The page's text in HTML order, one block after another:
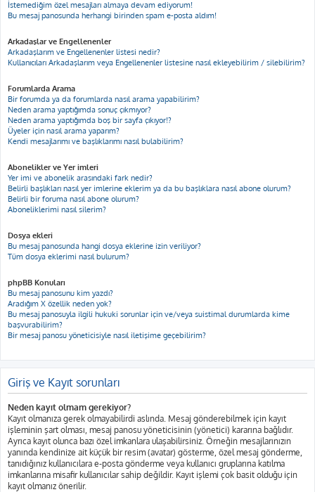
İstemediğim özel mesajları almaya devam ediyorum!
Bu mesaj panosunda herhangi birinden spam e-posta aldım!
Arkadaşlar ve Engellenenler
Arkadaşlarım ve Engellenenler listesi nedir?
Kullanıcıları Arkadaşlarım veya Engellenenler listesine nasıl ekleyebilirim / silebilirim?
Forumlarda Arama
Bir forumda ya da forumlarda nasıl arama yapabilirim?
Neden arama yaptığımda sonuç çıkmıyor?
Neden arama yaptığımda boş bir sayfa çıkıyor!?
Üyeler için nasıl arama yaparım?
Kendi mesajlarımı ve başlıklarımı nasıl bulabilirim?
Abonelikler ve Yer imleri
Yer imi ve abonelik arasındaki fark nedir?
Belirli başlıkları nasıl yer imlerine eklerim ya da bu başlıklara nasıl abone olurum?
Belirli bir foruma nasıl abone olurum?
Aboneliklerimi nasıl silerim?
Dosya ekleri
Bu mesaj panosunda hangi dosya eklerine izin veriliyor?
Tüm dosya eklerimi nasıl bulurum?
phpBB Konuları
Bu mesaj panosunu kim yazdı?
Aradığım X özellik neden yok?
Bu mesaj panosuyla ilgili hukuki sorunlar için ve/veya suistimal durumlarda kime
başvurabilirim?
Bir mesaj panosu yöneticisiyle nasıl iletişime geçebilirim?
Giriş ve Kayıt sorunları
Neden kayıt olmam gerekiyor?
Kayıt olmanıza gerek olmayabilirdi aslında. Mesaj gönderebilmek için kayıt
işleminin şart olması, mesaj panosu yöneticisinin (yönetici) kararına bağlıdır.
Ayrıca kayıt olunca bazı özel imkanlara ulaşabilirsiniz. Örneğin mesajlarınızın
yanında kendinize ait küçük bir resim (avatar) gösterme, özel mesaj gönderme,
tanıdığınız kullanıcılara e-posta gönderme veya kullanıcı gruplarına katılma
imkanlarına misafir kullanıcılar sahip değildir. Kayıt işlemi çok basit olduğu için
kayıt olmanız önerilir.